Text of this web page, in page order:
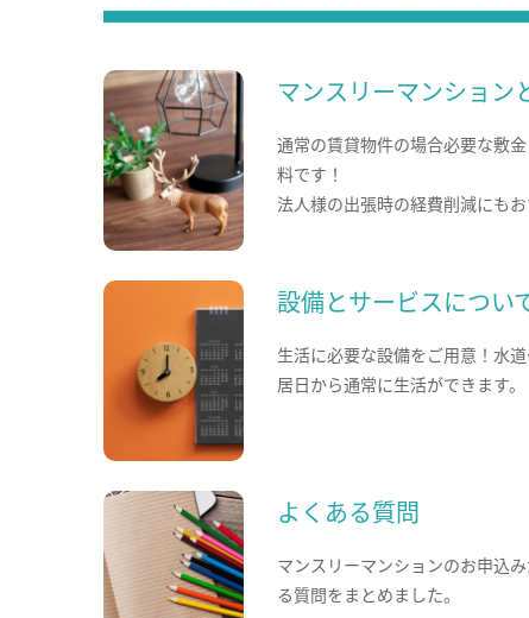
マンスリーマンション
通常の賃貸物件の場合必要な敷
料です！
法人様の出張時の経費削減にもお
設備とサービスについ
生活に必要な設備をご用意！水
居日から通常に生活ができます。
よくある質問
マンスリーマンションのお申込
る質問をまとめました。